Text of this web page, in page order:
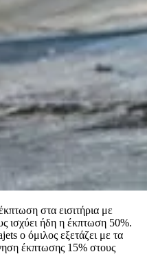
στα εισιτήρια με
ισχύει ήδη η έκπτωση 50%.
ο όμιλος εξετάζει με τα
έκπτωσης 15% στους